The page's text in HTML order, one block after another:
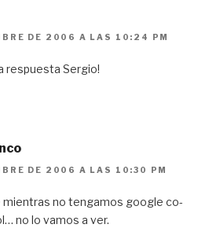
DE 2006 A LAS 10:24 PM
respuesta Sergio!
DE 2006 A LAS 10:30 PM
mientras no tengamos google co-
no lo vamos a ver.